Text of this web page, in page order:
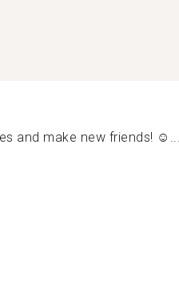
and make new friends! ☺️...